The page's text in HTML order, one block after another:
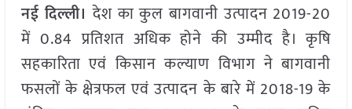
नई दिल्ली। देश का कुल बागवानी उत्पादन 2019-20
में 0.84 प्रतिशत अधिक होने की उम्मीद है। कृषि
सहकारिता एवं किसान कल्याण विभाग ने बागवानी
फसलों के क्षेत्रफल एवं उत्पादन के बारे में 2018-19 के